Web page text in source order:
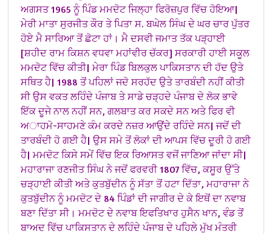
ਅਗਸਤ 1965 ਨੂੰ ਪਿੰਡ ਮਮਦੋਟ ਜਿਲ੍ਹਾ ਫਿਰੋਜ਼ਪੁਰ ਵਿੱਚ ਹੋਇਆ|
ਮੇਰੀ ਮਾਤਾ ਸੁਰਜੀਤ ਕੌਰ ਤੇ ਪਿਤਾ ਸ. ਬਘੇਲ ਸਿੰਘ ਦੇ ਘਰ ਚਾਰ ਪੁੱਤਰ
ਹੋਏ ਮੈ ਸਾਰਿਆ ਤੋਂ ਛੋਟਾ ਹਾਂ। ਮੈ ਦਸਵੀ ਜਮਾਤ ਤੱਕ ਪੜ੍ਹਾਈ
[ਸ਼ਹੀਦ ਰਾਮ ਕਿਸ਼ਨ ਵਧਵਾ ਮਹਾਂਵੀਰ ਚੱਕਰ] ਸਰਕਾਰੀ ਹਾਈ ਸਕੂਲ
ਮਮਦੋਟ ਵਿੱਚ ਕੀਤੀ| ਮੇਰਾ ਪਿੰਡ ਬਿਲਕੁਲ ਪਾਕਿਸਤਾਨ ਦੀ ਹੱਦ ਉਤੇ
ਸਥਿਤ ਹੈ| 1988 ਤੋਂ ਪਹਿਲਾਂ ਜਦੋ ਸਰਹੱਦ ਉਤੇ ਤਾਰਬੰਦੀ ਨਹੀਂ ਕੀਤੀ
ਸੀ ਉਸ ਵਕਤ ਲਹਿੰਦੇ ਪੰਜਾਬ ਤੇ ਸਾਡੇ ਚੜ੍ਹਦੇ ਪੰਜਾਬ ਦੇ ਲੋਕ ਭਾਵੇ
ਇੱਕ ਦੂਜੇ ਨਾਲ ਨਹੀਂ ਸਨ, ਗਲਬਾਤ ਕਰ ਸਕਦੇ ਸਨ ਅਤੇ ਫਿਰ ਵੀ
ਅਾਹਮੋ-ਸਾਹਮਣੇ ਕੰਮ ਕਰਦੇ ਨਜ਼ਰ ਆਉਂਦੇ ਰਹਿੰਦੇ ਸਨ| ਜਦੋਂ ਦੀ
ਤਾਰਬੰਦੀ ਹੋ ਗਈ ਹੈ| ਉਸ ਸਮੇ ਤੋਂ ਲੋਕਾਂ ਦੀ ਆਪਸ ਵਿੱਚ ਦੂਰੀ ਹੋ ਗਈ
ਹੈ| ਮਮਦੋਟ ਕਿਸੇ ਸਮੇਂ ਵਿੱਚ ਇਕ ਰਿਆਸਤ ਵਜੋਂ ਜਾਣਿਆ ਜਾਂਦਾ ਸੀ|
ਮਹਾਰਾਜਾ ਰਣਜੀਤ ਸਿੰਘ ਨੇ ਜਦੋਂ ਫਰਵਰੀ 1807 ਵਿੱਚ, ਕਸੂਰ ਉੱਤੇ
ਚੜ੍ਹਾਈ ਕੀਤੀ ਅਤੇ ਕੁਤਬੁੱਦੀਨ ਨੂੰ ਸੱਤਾ ਤੋਂ ਹਟਾ ਦਿੱਤਾ, ਮਹਾਰਾਜਾ ਨੇ
ਕੁਤਬੁੱਦੀਨ ਨੂੰ ਮਮਦੋਟ ਦੇ 84 ਪਿੰਡਾਂ ਦੀ ਜਾਗੀਰ ਦੇ ਕੇ ਇਥੋਂ ਦਾ ਨਵਾਬ
ਬਣਾ ਦਿੱਤਾ ਸੀ। ਮਮਦੋਟ ਦੇ ਨਵਾਬ ਇਫਤਿਖਾਰ ਹੁਸੈਨ ਖਾਨ, ਵੰਡ ਤੋਂ
ਬਾਅਦ ਵਿੱਚ ਪਾਕਿਸਤਾਨ ਦੇ ਲਹਿੰਦੇ ਪੰਜਾਬ ਦੇ ਪਹਿਲੇ ਮੁੱਖ ਮੰਤਰੀ